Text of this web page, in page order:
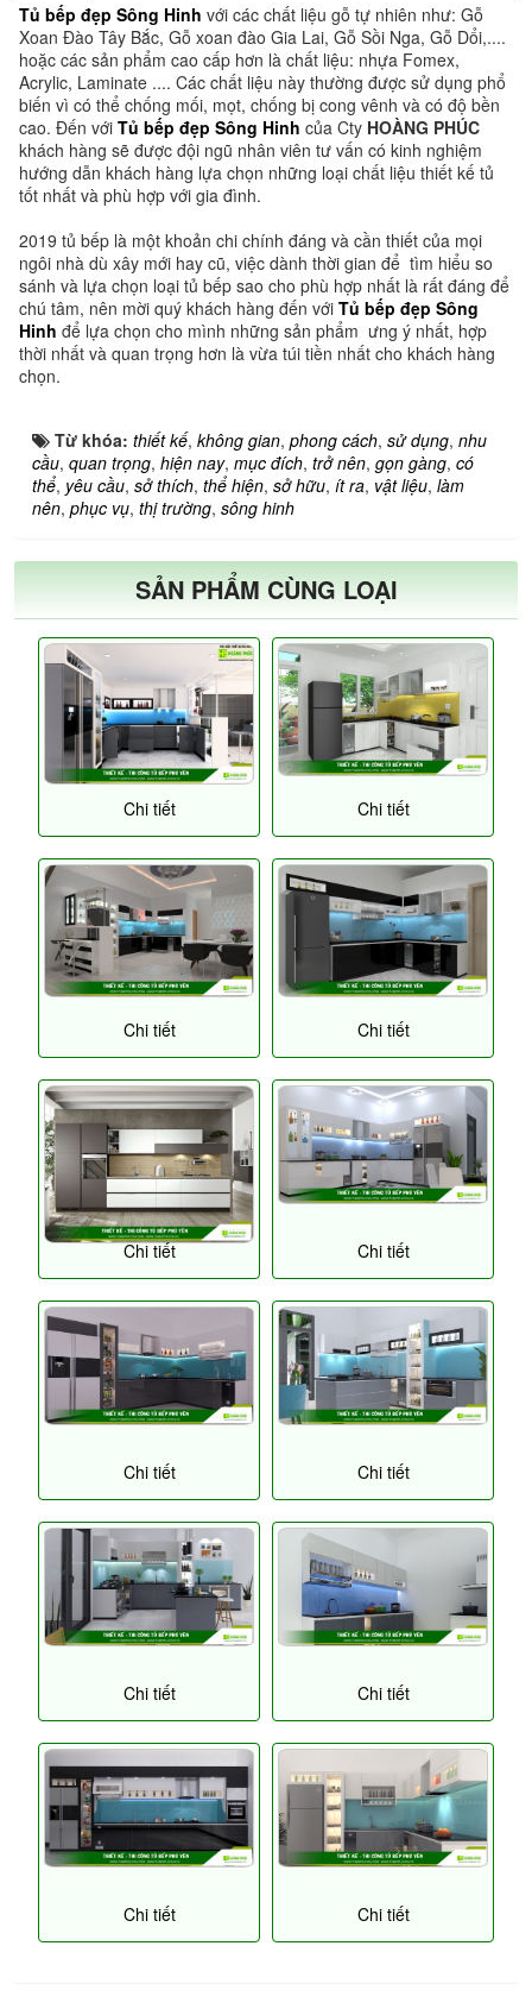
Tủ bếp đẹp Sông Hinh với các chất liệu gỗ tự nhiên như: Gỗ
Xoan Đào Tây Bắc, Gỗ xoan đào Gia Lai, Gỗ Sồi Nga, Gỗ Dổi,....
hoặc các sản phẩm cao cấp hơn là chất liệu: nhựa Fomex,
Acrylic, Laminate .... Các chất liệu này thường được sử dụng phổ
biến vì có thể chống mối, mọt, chống bị cong vênh và có độ bền
cao. Đến với Tủ bếp đẹp Sông Hinh của Cty HOÀNG PHÚC
khách hàng sẽ được đội ngũ nhân viên tư vấn có kinh nghiệm
hướng dẫn khách hàng lựa chọn những loại chất liệu thiết kế tủ
tốt nhất và phù hợp với gia đình.
2019 tủ bếp là một khoản chi chính đáng và cần thiết của mọi
ngôi nhà dù xây mới hay cũ, việc dành thời gian để tìm hiểu so
sánh và lựa chọn loại tủ bếp sao cho phù hợp nhất là rất đáng để
chú tâm, nên mời quý khách hàng đến với Tủ bếp đẹp Sông
Hinh để lựa chọn cho mình những sản phẩm ưng ý nhất, hợp
thời nhất và quan trọng hơn là vừa túi tiền nhất cho khách hàng
chọn.
Từ khóa: thiết kế, không gian, phong cách, sử dụng, nhu
cầu, quan trọng, hiện nay, mục đích, trở nên, gọn gàng, có
thể, yêu cầu, sở thích, thể hiện, sở hữu, ít ra, vật liệu, làm
nên, phục vụ, thị trường, sông hinh
SẢN PHẨM CÙNG LOẠI
Chi tiết Chi tiết
Chi tiết Chi tiết
Chi tiết Chi tiết
Chi tiết Chi tiết
Chi tiết Chi tiết
Chi tiết Chi tiết